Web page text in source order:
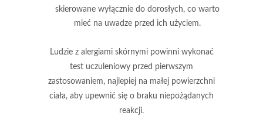
skierowane wyłącznie do dorosłych, co warto
mieć na uwadze przed ich użyciem.
Ludzie z alergiami skórnymi powinni wykonać
test uczuleniowy przed pierwszym
zastosowaniem, najlepiej na małej powierzchni
ciała, aby upewnić się o braku niepożądanych
reakcji.